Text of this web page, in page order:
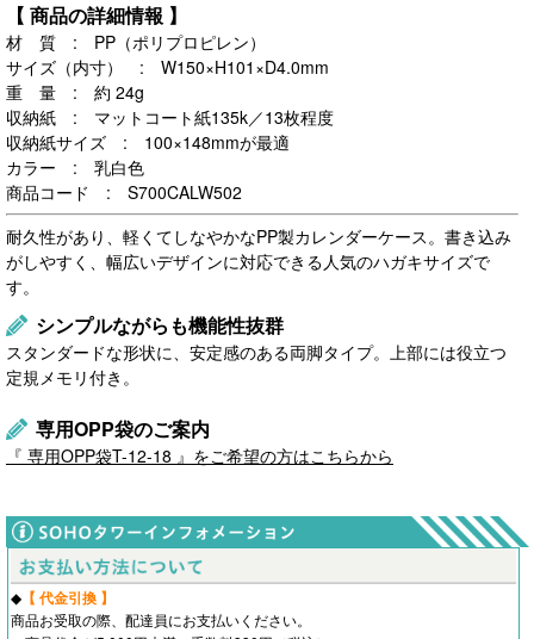
【 商品の詳細情報 】
材 質 : PP（ポリプロピレン）
サイズ（内寸） : W150×H101×D4.0mm
重 量 : 約 24g
収納紙 : マットコート紙135k／13枚程度
収納紙サイズ : 100×148mmが最適
カラー : 乳白色
商品コード : S700CALW502
耐久性があり、軽くてしなやかなPP製カレンダーケース。書き込み
がしやすく、幅広いデザインに対応できる人気のハガキサイズで
す。
シンプルながらも機能性抜群
スタンダードな形状に、安定感のある両脚タイプ。上部には役立つ
定規メモリ付き。
専用OPP袋のご案内
『 専用OPP袋T-12-18 』をご希望の方はこちらから
◆ 【 代金引換 】
商品お受取の際、配達員にお支払いください。